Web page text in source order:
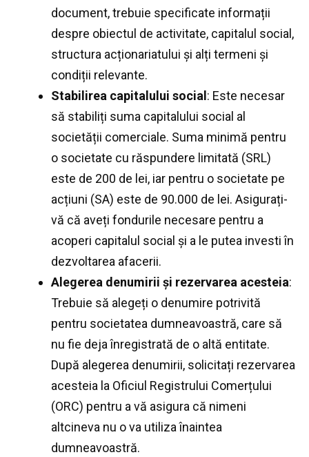
document, trebuie specificate informații
despre obiectul de activitate, capitalul social,
structura acționariatului și alți termeni și
condiții relevante.
Stabilirea capitalului social: Este necesar
să stabiliți suma capitalului social al
societății comerciale. Suma minimă pentru
o societate cu răspundere limitată (SRL)
este de 200 de lei, iar pentru o societate pe
acțiuni (SA) este de 90.000 de lei. Asigurați-
vă că aveți fondurile necesare pentru a
acoperi capitalul social și a le putea investi în
dezvoltarea afacerii.
Alegerea denumirii și rezervarea acesteia:
Trebuie să alegeți o denumire potrivită
pentru societatea dumneavoastră, care să
nu fie deja înregistrată de o altă entitate.
După alegerea denumirii, solicitați rezervarea
acesteia la Oficiul Registrului Comerțului
(ORC) pentru a vă asigura că nimeni
altcineva nu o va utiliza înaintea
dumneavoastră.